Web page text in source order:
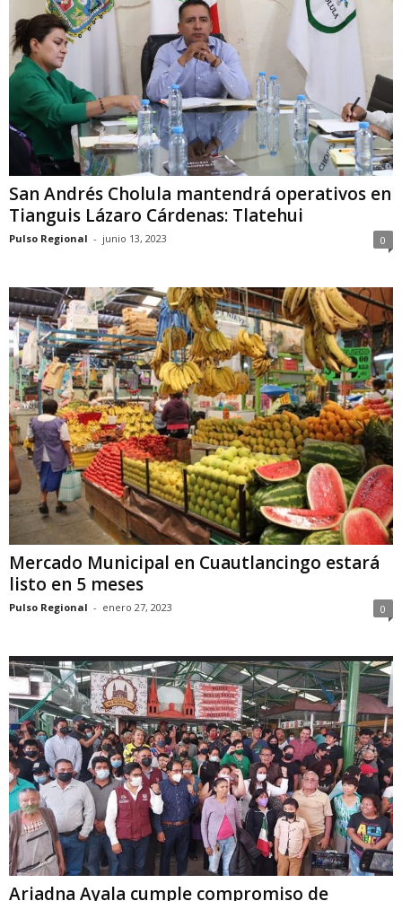
San Andrés Cholula mantendrá operativos en
Tianguis Lázaro Cárdenas: Tlatehui
Pulso Regional - junio 13, 2023 0
Mercado Municipal en Cuautlancingo estará
listo en 5 meses
Pulso Regional - enero 27, 2023 0
Ariadna Ayala cumple compromiso de